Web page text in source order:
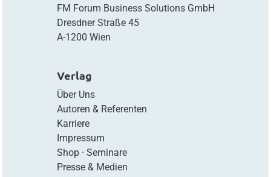
FM Forum Business Solutions GmbH
Dresdner Straße 45
A-1200 Wien
Verlag
Über Uns
Autoren & Referenten
Karriere
Impressum
Shop· Seminare
Presse & Medien